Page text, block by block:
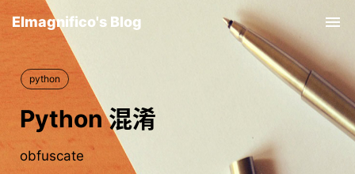
Elmagnifico's Blog
python
Python 混淆
obfuscate